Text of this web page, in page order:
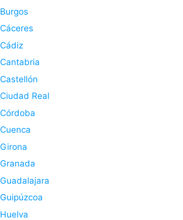
Burgos
Cáceres
Cádiz
Cantabria
Castellón
Ciudad Real
Córdoba
Cuenca
Girona
Granada
Guadalajara
Guipúzcoa
Huelva